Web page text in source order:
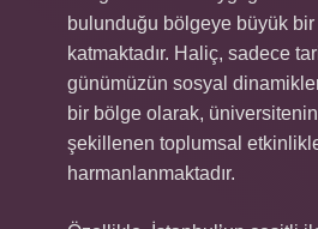
bulunduğu bölgeye büyük
katmaktadır. Haliç, sadece
günümüzün sosyal
bir bölge olarak, üniversitenin
şekillenen toplumsal
harmanlanmaktadır.